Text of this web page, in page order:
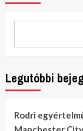
Legutóbbi
Rodri